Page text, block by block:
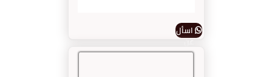
اسأل
عن
المنتج